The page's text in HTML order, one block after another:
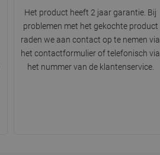
Het product heeft 2 jaar garantie. Bij
problemen met het gekochte product
raden we aan contact op te nemen via
het contactformulier of telefonisch via
het nummer van de klantenservice.